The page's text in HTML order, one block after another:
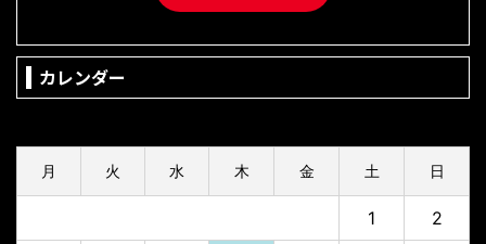
カレンダー
月 火 水 木 金 土 日
1 2